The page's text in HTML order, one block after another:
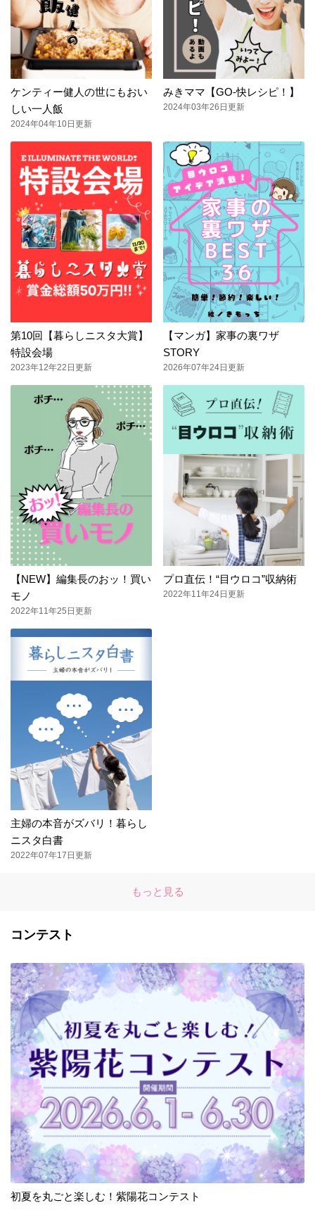
ケンティー健人の世にもおい
しい一人飯
2024年04年10日更新
みきママ【GO-快レシピ！】
2024年03年26日更新
第10回【暮らしニスタ大賞】
特設会場
2023年12年22日更新
【マンガ】家事の裏ワザ
STORY
2026年07年24日更新
【NEW】編集長のおッ！買い
モノ
2022年11年25日更新
プロ直伝！“目ウロコ”収納術
2022年11年24日更新
主婦の本音がズバリ！暮らし
ニスタ白書
2022年07年17日更新
もっと見る
コンテスト
初夏を丸ごと楽しむ！紫陽花コンテスト